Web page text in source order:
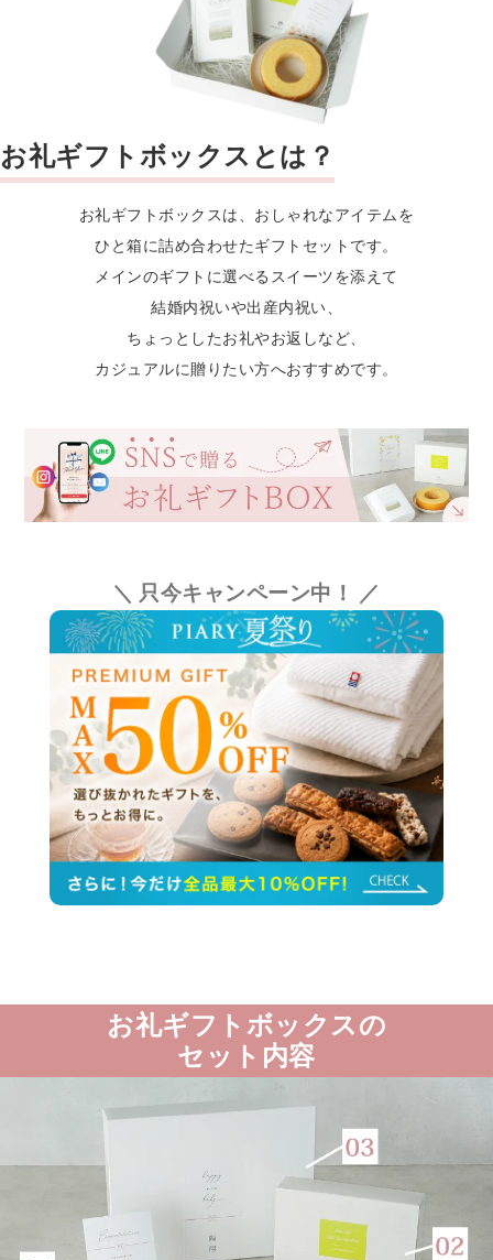
お礼ギフトボックスとは？
お礼ギフトボックスは、おしゃれなアイテムを
ひと箱に詰め合わせたギフトセットです。
メインのギフトに選べるスイーツを添えて
結婚内祝いや出産内祝い、
ちょっとしたお礼やお返しなど、
カジュアルに贈りたい方へおすすめです。
＼ 只今キャンペーン中！ ／
お礼ギフトボックスの
セット内容